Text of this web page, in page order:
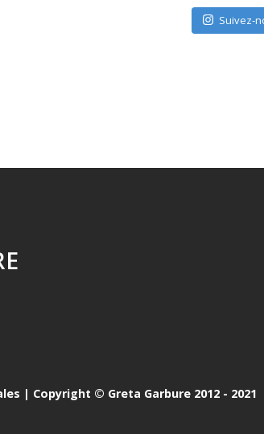
Suivez-
| Copyright © Greta Garbure 2012 - 2021